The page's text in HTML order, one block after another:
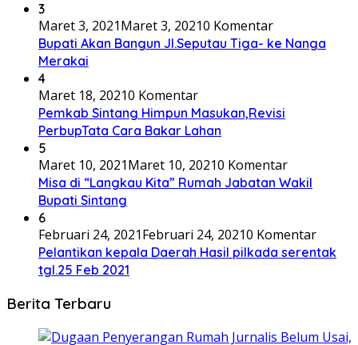
3
Maret 3, 2021Maret 3, 20210 Komentar
Bupati Akan Bangun Jl.Seputau Tiga- ke Nanga
Merakai
4
Maret 18, 20210 Komentar
Pemkab Sintang Himpun Masukan,Revisi
PerbupTata Cara Bakar Lahan
5
Maret 10, 2021Maret 10, 20210 Komentar
Misa di “Langkau Kita” Rumah Jabatan Wakil
Bupati Sintang
6
Februari 24, 2021Februari 24, 20210 Komentar
Pelantikan kepala Daerah Hasil pilkada serentak
tgl.25 Feb 2021
Berita Terbaru